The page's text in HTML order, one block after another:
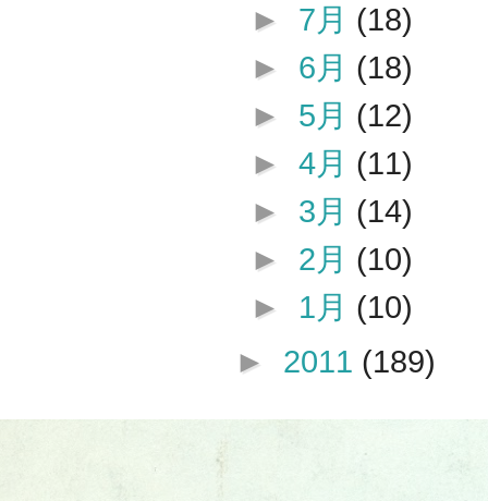
► 7月 (18)
► 6月 (18)
► 5月 (12)
►4月 (11)
► 3月 (14)
► 2月 (10)
► 1月 (10)
► 2011 (189)